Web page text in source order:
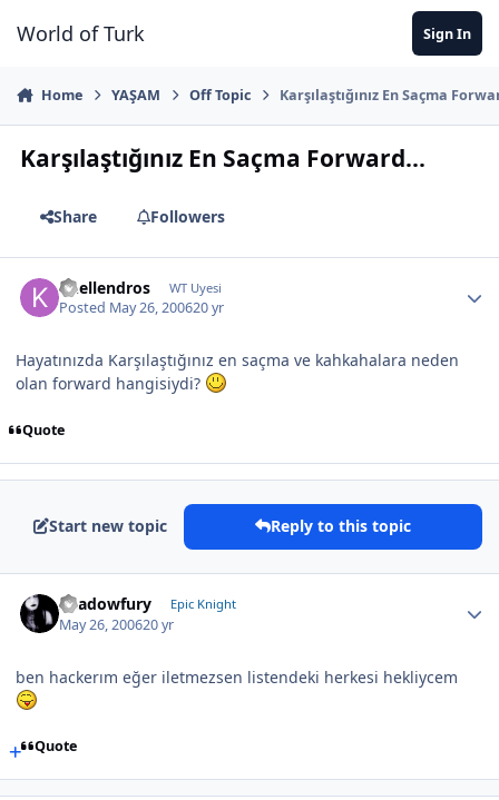
World of Turk Sign In
Home YAŞAM Off Topic Karşılaştığınız En Saçma
Karşılaştığınız En Saçma Forward...
Share Followers
Khellendros WT Uyesi
Posted May 26, 200620 yr
Hayatınızda Karşılaştığınız en saçma ve kahkahalara neden
olan forward hangisiydi?
Quote
Start new topic Reply to this topic
Shadowfury Epic Knight
May 26, 200620 yr
ben hackerım eğer iletmezsen listendeki herkesi hekliycem
Quote